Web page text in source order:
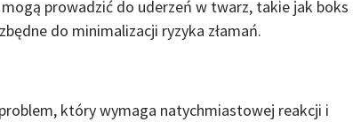
prowadzić do uderzeń w twarz, takie jak boks
do minimalizacji ryzyka złamań.
który wymaga natychmiastowej reakcji i